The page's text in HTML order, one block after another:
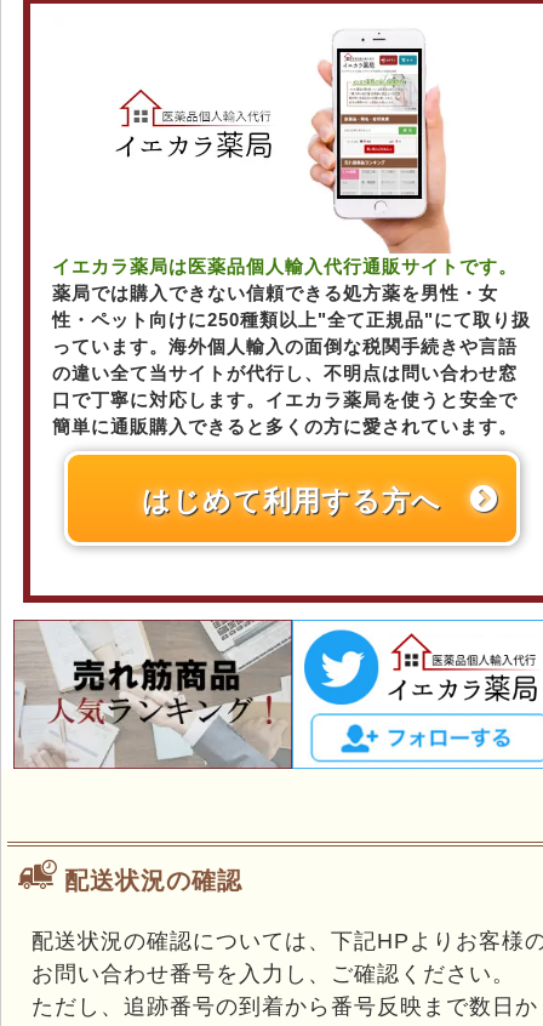
イエカラ薬局は医薬品個人輸入代行通販サイトです。
薬局では購入できない信頼できる処方薬を男性・女
性・ペット向けに250種類以上"全て正規品"にて取り扱
っています。海外個人輸入の面倒な税関手続きや言語
の違い全て当サイトが代行し、不明点は問い合わせ窓
口で丁寧に対応します。イエカラ薬局を使うと安全で
簡単に通販購入できると多くの方に愛されています。
はじめて利用する方へ
配送状況の確認
配送状況の確認については、下記HPよりお客様
お問い合わせ番号を入力し、ご確認ください。
ただし、追跡番号の到着から番号反映まで数日か